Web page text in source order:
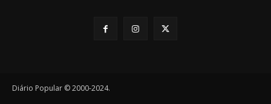
Diário Popular © 2000-2024.